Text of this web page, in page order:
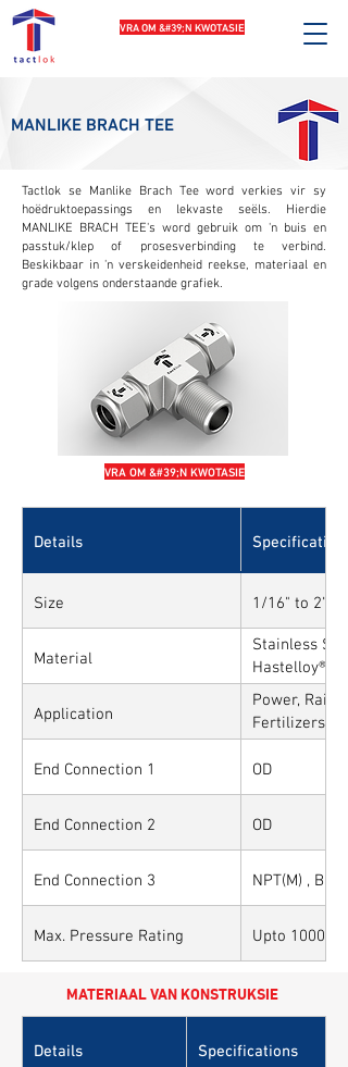
VRA OM &#39;N KWOTASIE
MANLIKE BRACH TEE
Tactlok se Manlike Brach Tee word verkies vir sy
hoëdruktoepassings en lekvaste seëls. Hierdie
MANLIKE BRACH TEE's word gebruik om 'n buis en
passtuk/klep of prosesverbinding te verbind.
Beskikbaar in 'n verskeidenheid reekse, materiaal en
grade volgens onderstaande grafiek.
VRA OM &#39;N KWOTASIE
Details Specifications
Size 1/16" to 2"
Material
Stainless
Hastelloy®,
Alloys
Application
Power,
Fertilizers,
Sytems,
End Connection 1
OD
End Connection 2 OD
End Connection 3 NPT(M) ,
Max. Pressure Rating Upto
MATERIAAL VAN KONSTRUKSIE
Details Specifications